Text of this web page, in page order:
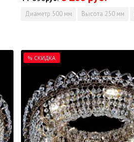
Диаметр 500 мм Высота 250 мм
% СКИДКА